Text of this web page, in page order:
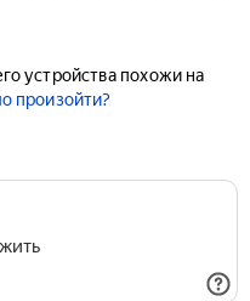
устройства похожи на
произойти?